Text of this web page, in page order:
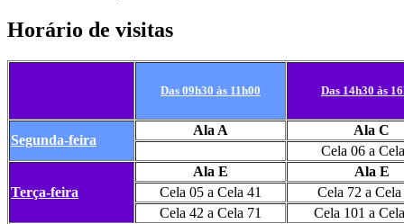
Horário de visitas
Das 09h30 às 11h00 Das 14h30 às
Segunda-feira
Ala A
Ala C
Cela 06 a
Terça-feira
Ala E
Ala E
Cela 05 a Cela 41
Cela 72 a
Cela 42 a Cela 71
Cela 101 a